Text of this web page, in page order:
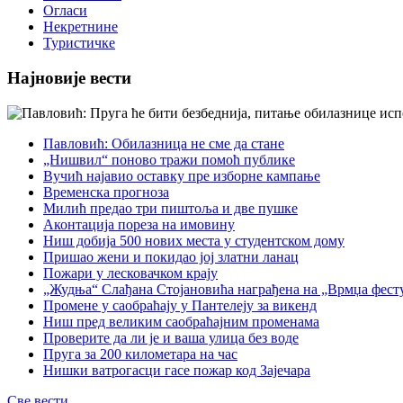
Огласи
Некретнине
Туристичке
Најновије вести
Павловић: Обилазница не сме да стане
„Нишвил“ поново тражи помоћ публике
Вучић најавио оставку пре изборне кампање
Временска прогноза
Милић предао три пиштоља и две пушке
Аконтација пореза на имовину
Ниш добија 500 нових места у студентском дому
Пришао жени и покидао јој златни ланац
Пожари у лесковачком крају
„Жудња“ Слађана Стојановића награђена на „Врмџа
Промене у саобраћају у Пантелеју за викенд
Ниш пред великим саобраћајним променама
Проверите да ли је и ваша улица без воде
Пруга за 200 километара на час
Нишки ватрогасци гасе пожар код Зајечара